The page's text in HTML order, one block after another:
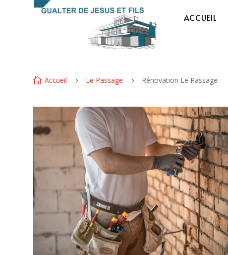
ACCUEIL
 Accueil 5 Le Passage 5 Rénovation Le Passage